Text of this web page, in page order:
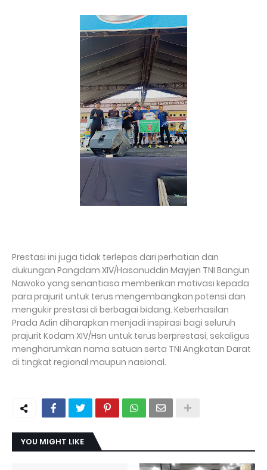
Prestasi ini juga tidak terlepas dari perhatian dan
dukungan Pangdam XIV/Hasanuddin Mayjen TNI Bangun
Nawoko yang senantiasa memberikan motivasi kepada
para prajurit untuk terus mengembangkan potensi dan
mengukir prestasi di berbagai bidang. Keberhasilan
Prada Adin diharapkan menjadi inspirasi bagi seluruh
prajurit Kodam XIV/Hsn untuk terus berprestasi, sekaligus
mengharumkan nama satuan serta TNI Angkatan Darat
di tingkat regional maupun nasional.
YOU MIGHT LIKE